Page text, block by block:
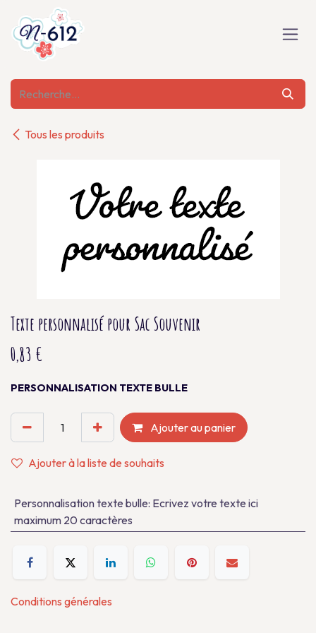
Se rendre au contenu
Tous les produits
Texte personnalisé pour Sac Souvenir
0,83 €
PERSONNALISATION TEXTE BULLE
Ajouter au panier
Ajouter à la liste de souhaits
Personnalisation texte bulle: Ecrivez votre texte ici
maximum 20 caractères
Conditions générales